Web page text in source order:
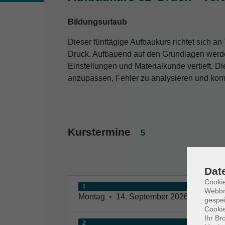
Bildungsurlaub
Dieser fünftägige Aufbaukurs richtet sich
Druck. Aufbauend auf den Grundlagen
Einstellungen und Materialkunde vertieft.
anzupassen, Fehler zu analysieren und
Kurstermine 5
1
Montag • 14. September 2026 09:00
2
Ihr